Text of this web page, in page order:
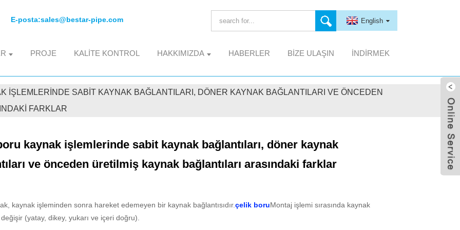
E-posta:sales@bestar-pipe.com English
PROJE KALITE KONTROL HAKKIMIZDA HABERLER BIZE ULAŞIN İNDIRMEK
IŞLEMLERINDE SABIT KAYNAK BAĞLANTILARI, DÖNER KAYNAK BAĞLANTILARI VE ÖNCEDEN
FARKLAR
kaynak işlemlerinde sabit kaynak bağlantıları, döner kaynak
ve önceden üretilmiş kaynak bağlantıları arasındaki farklar
kaynak işleminden sonra hareket edemeyen bir kaynak bağlantısıdır.çelik boruMontaj işlemi sırasında kaynak
(yatay, dikey, yukarı ve içeri doğru).